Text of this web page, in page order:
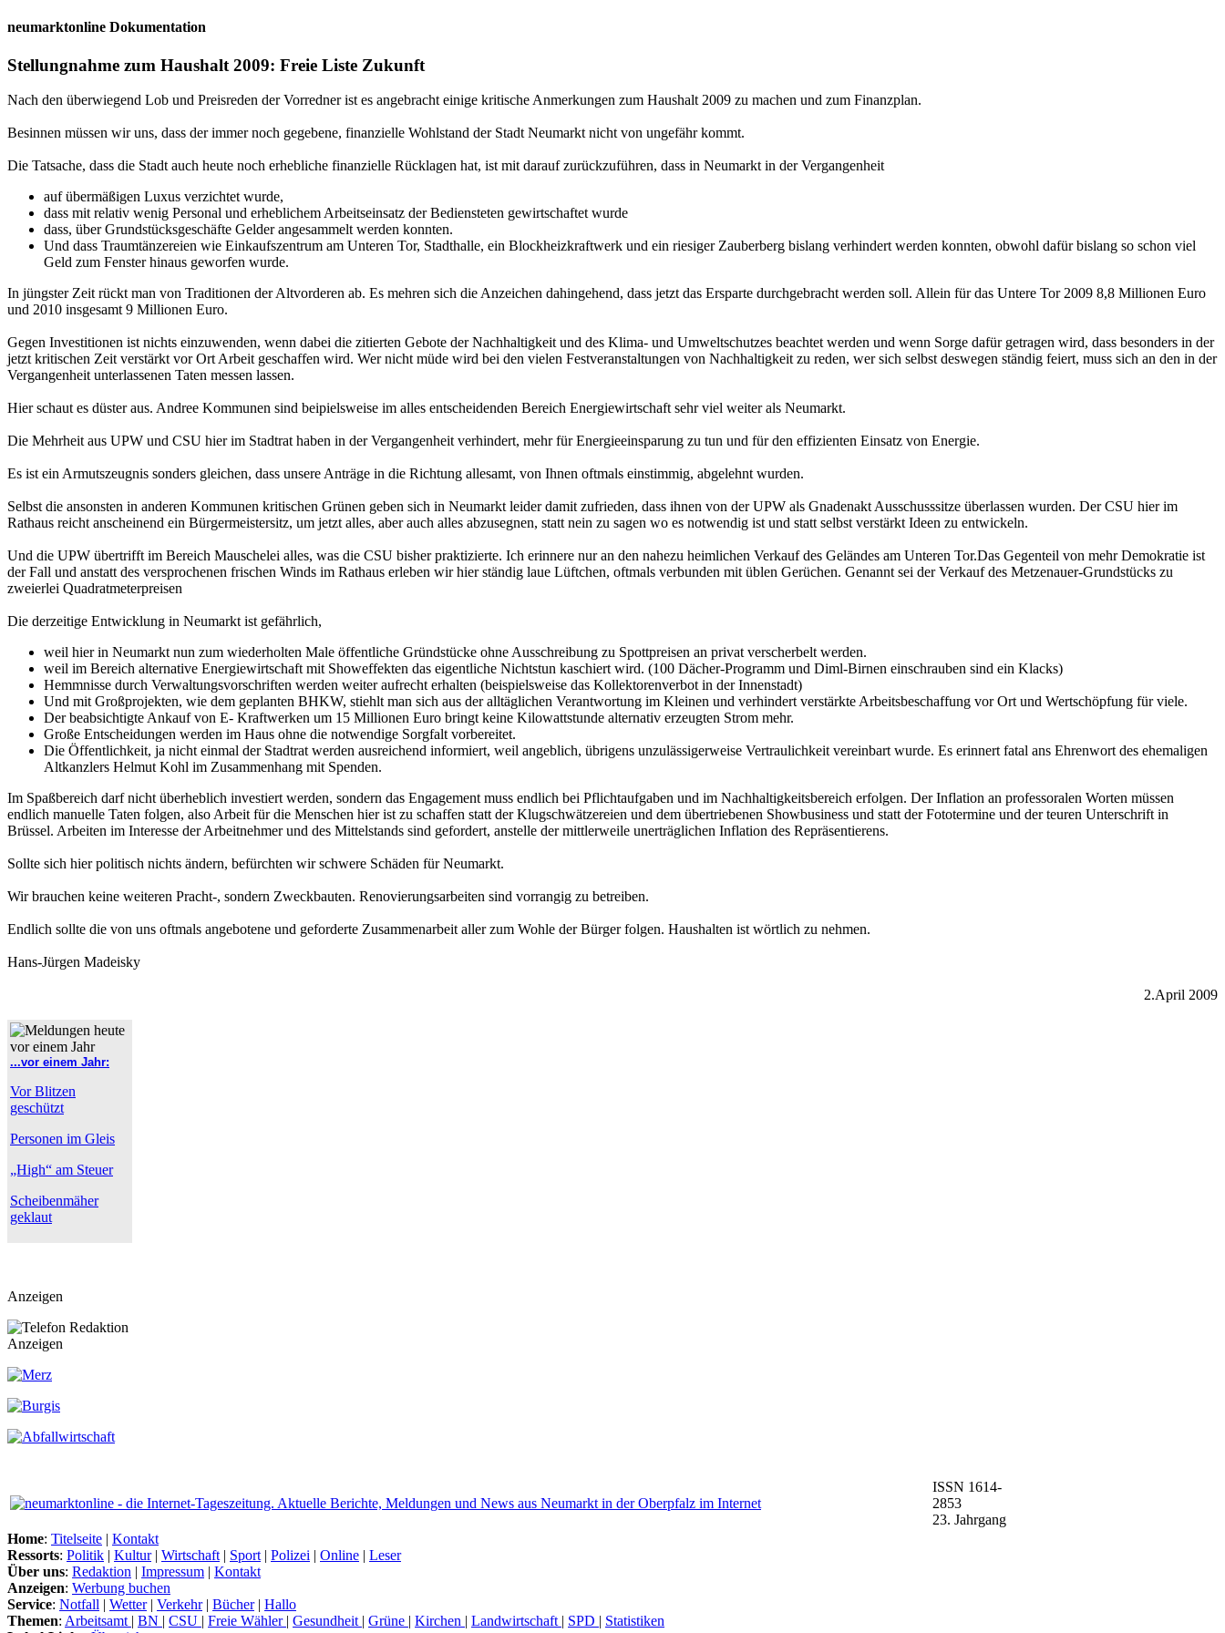
neumarktonline Dokumentation
Stellungnahme zum Haushalt 2009: Freie Liste Zukunft
Nach den überwiegend Lob und Preisreden der Vorredner ist es angebracht einige kritische Anmerkungen zum Haushalt 2009 zu machen und zum Finanzplan.
Besinnen müssen wir uns, dass der immer noch gegebene, finanzielle Wohlstand der Stadt Neumarkt nicht von ungefähr kommt.
Die Tatsache, dass die Stadt auch heute noch erhebliche finanzielle Rücklagen hat, ist mit darauf zurückzuführen, dass in Neumarkt in der Vergangenheit
auf übermäßigen Luxus verzichtet wurde,
dass mit relativ wenig Personal und erheblichem Arbeitseinsatz der Bediensteten gewirtschaftet wurde
dass, über Grundstücksgeschäfte Gelder angesammelt werden konnten.
Und dass Traumtänzereien wie Einkaufszentrum am Unteren Tor, Stadthalle, ein Blockheizkraftwerk und ein riesiger Zauberberg bislang verhindert werden konnten, obwohl dafür bislang so schon viel
Geld zum Fenster hinaus geworfen wurde.
In jüngster Zeit rückt man von Traditionen der Altvorderen ab. Es mehren sich die Anzeichen dahingehend, dass jetzt das Ersparte durchgebracht werden soll. Allein für das Untere Tor 2009 8,8 Millionen Euro
und 2010 insgesamt 9 Millionen Euro.
Gegen Investitionen ist nichts einzuwenden, wenn dabei die zitierten Gebote der Nachhaltigkeit und des Klima- und Umweltschutzes beachtet werden und wenn Sorge dafür getragen wird, dass besonders in der
jetzt kritischen Zeit verstärkt vor Ort Arbeit geschaffen wird. Wer nicht müde wird bei den vielen Festveranstaltungen von Nachhaltigkeit zu reden, wer sich selbst deswegen ständig feiert, muss sich an den in der
Vergangenheit unterlassenen Taten messen lassen.
Hier schaut es düster aus. Andree Kommunen sind beipielsweise im alles entscheidenden Bereich Energiewirtschaft sehr viel weiter als Neumarkt.
Die Mehrheit aus UPW und CSU hier im Stadtrat haben in der Vergangenheit verhindert, mehr für Energieeinsparung zu tun und für den effizienten Einsatz von Energie.
Es ist ein Armutszeugnis sonders gleichen, dass unsere Anträge in die Richtung allesamt, von Ihnen oftmals einstimmig, abgelehnt wurden.
Selbst die ansonsten in anderen Kommunen kritischen Grünen geben sich in Neumarkt leider damit zufrieden, dass ihnen von der UPW als Gnadenakt Ausschusssitze überlassen wurden. Der CSU hier im
Rathaus reicht anscheinend ein Bürgermeistersitz, um jetzt alles, aber auch alles abzusegnen, statt nein zu sagen wo es notwendig ist und statt selbst verstärkt Ideen zu entwickeln.
Und die UPW übertrifft im Bereich Mauschelei alles, was die CSU bisher praktizierte. Ich erinnere nur an den nahezu heimlichen Verkauf des Geländes am Unteren Tor.Das Gegenteil von mehr Demokratie ist
der Fall und anstatt des versprochenen frischen Winds im Rathaus erleben wir hier ständig laue Lüftchen, oftmals verbunden mit üblen Gerüchen. Genannt sei der Verkauf des Metzenauer-Grundstücks zu
zweierlei Quadratmeterpreisen
Die derzeitige Entwicklung in Neumarkt ist gefährlich,
weil hier in Neumarkt nun zum wiederholten Male öffentliche Gründstücke ohne Ausschreibung zu Spottpreisen an privat verscherbelt werden.
weil im Bereich alternative Energiewirtschaft mit Showeffekten das eigentliche Nichtstun kaschiert wird. (100 Dächer-Programm und Diml-Birnen einschrauben sind ein Klacks)
Hemmnisse durch Verwaltungsvorschriften werden weiter aufrecht erhalten (beispielsweise das Kollektorenverbot in der Innenstadt)
Und mit Großprojekten, wie dem geplanten BHKW, stiehlt man sich aus der alltäglichen Verantwortung im Kleinen und verhindert verstärkte Arbeitsbeschaffung vor Ort und Wertschöpfung für viele.
Der beabsichtigte Ankauf von E- Kraftwerken um 15 Millionen Euro bringt keine Kilowattstunde alternativ erzeugten Strom mehr.
Große Entscheidungen werden im Haus ohne die notwendige Sorgfalt vorbereitet.
Die Öffentlichkeit, ja nicht einmal der Stadtrat werden ausreichend informiert, weil angeblich, übrigens unzulässigerweise Vertraulichkeit vereinbart wurde. Es erinnert fatal ans Ehrenwort des ehemaligen
Altkanzlers Helmut Kohl im Zusammenhang mit Spenden.
Im Spaßbereich darf nicht überheblich investiert werden, sondern das Engagement muss endlich bei Pflichtaufgaben und im Nachhaltigkeitsbereich erfolgen. Der Inflation an professoralen Worten müssen
endlich manuelle Taten folgen, also Arbeit für die Menschen hier ist zu schaffen statt der Klugschwätzereien und dem übertriebenen Showbusiness und statt der Fototermine und der teuren Unterschrift in
Brüssel. Arbeiten im Interesse der Arbeitnehmer und des Mittelstands sind gefordert, anstelle der mittlerweile unerträglichen Inflation des Repräsentierens.
Sollte sich hier politisch nichts ändern, befürchten wir schwere Schäden für Neumarkt.
Wir brauchen keine weiteren Pracht-, sondern Zweckbauten. Renovierungsarbeiten sind vorrangig zu betreiben.
Endlich sollte die von uns oftmals angebotene und geforderte Zusammenarbeit aller zum Wohle der Bürger folgen. Haushalten ist wörtlich zu nehmen.
Hans-Jürgen Madeisky
2.April 2009
...vor einem Jahr:
Vor Blitzen
geschützt
Personen im Gleis
„High“ am Steuer
Scheibenmäher
geklaut
Anzeigen
Anzeigen
ISSN 1614-
2853
23. Jahrgang
Home: Titelseite | Kontakt
Ressorts: Politik | Kultur| Wirtschaft | Sport | Polizei | Online | Leser
Über uns: Redaktion | Impressum | Kontakt
Anzeigen: Werbung buchen
Service: Notfall | Wetter| Verkehr| Bücher| Hallo
Themen: Arbeitsamt | BN | CSU | Freie Wähler | Gesundheit | Grüne | Kirchen | Landwirtschaft | SPD | Statistiken